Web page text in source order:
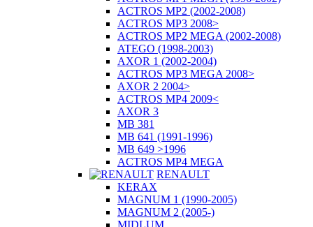
ACTROS MP2 (2002-2008)
ACTROS MP3 2008>
ACTROS MP2 MEGA (2002-2008)
ATEGO (1998-2003)
AXOR 1 (2002-2004)
ACTROS MP3 MEGA 2008>
AXOR 2 2004>
ACTROS MP4 2009<
AXOR 3
MB 381
MB 641 (1991-1996)
MB 649 >1996
ACTROS MP4 MEGA
RENAULT
KERAX
MAGNUM 1 (1990-2005)
MAGNUM 2 (2005-)
MIDLUM